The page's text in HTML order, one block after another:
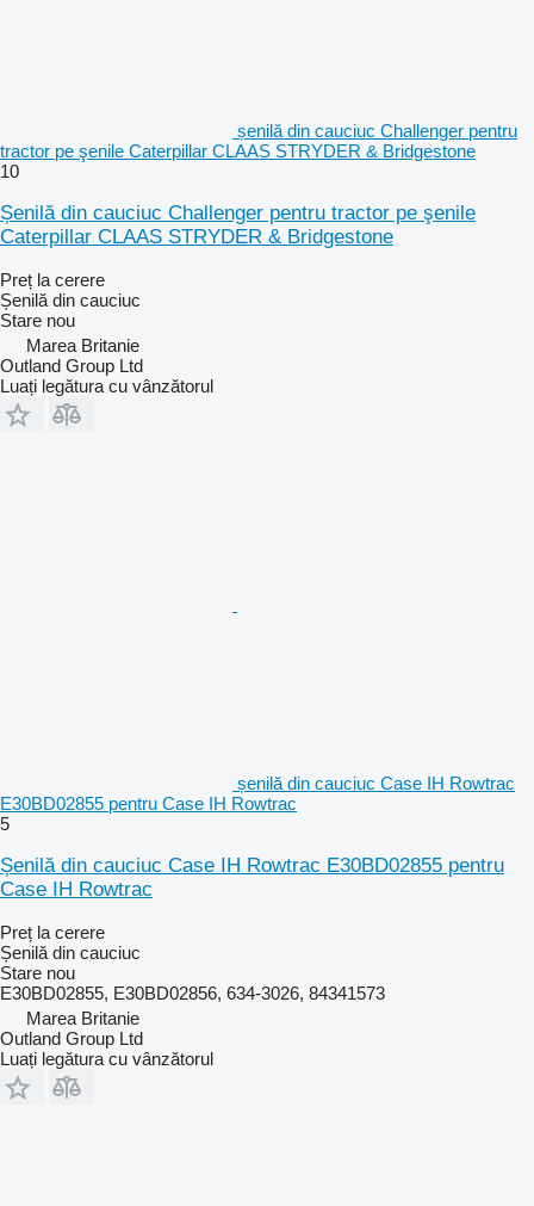
șenilă din cauciuc Challenger pentru
tractor pe şenile Caterpillar CLAAS STRYDER & Bridgestone
10
Șenilă din cauciuc Challenger pentru tractor pe şenile
Caterpillar CLAAS STRYDER & Bridgestone
Preț la cerere
Șenilă din cauciuc
Stare nou
Marea Britanie
Outland Group Ltd
Luați legătura cu vânzătorul
șenilă din cauciuc Case IH Rowtrac
E30BD02855 pentru Case IH Rowtrac
5
Șenilă din cauciuc Case IH Rowtrac E30BD02855 pentru
Case IH Rowtrac
Preț la cerere
Șenilă din cauciuc
Stare nou
E30BD02855, E30BD02856, 634-3026, 84341573
Marea Britanie
Outland Group Ltd
Luați legătura cu vânzătorul